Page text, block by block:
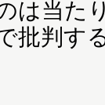
は当た
批判す